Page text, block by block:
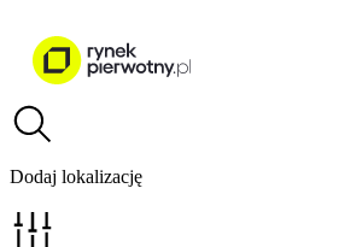
Dodaj lokalizację